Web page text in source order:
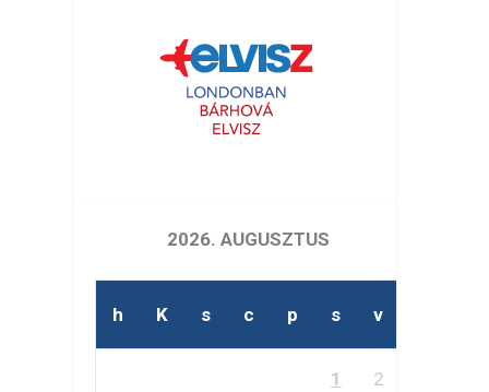
2026. AUGUSZTUS
h K s c p s v
1 2